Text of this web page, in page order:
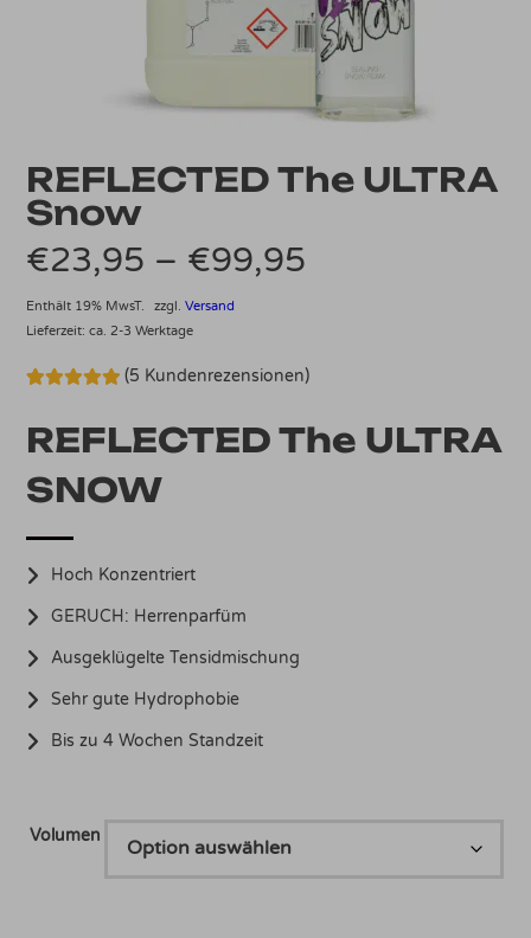
REFLECTED The ULTRA
Snow
€23,95 – €99,95
bis
Enthält 19% MwsT. zzgl.Versand
Lieferzeit: ca. 2-3 Werktage
basierend
auf
(5 Kundenrezensionen)
REFLECTED The ULTRA
SNOW
Hoch Konzentriert
GERUCH: Herrenparfüm
Ausgeklügelte Tensidmischung
Sehr gute Hydrophobie
Bis zu 4 Wochen Standzeit
Volumen